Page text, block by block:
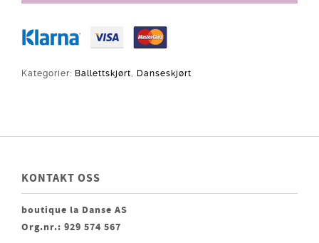
Kategorier: Ballettskjørt, Danseskjørt
KONTAKT OSS
boutique la Danse AS
Org.nr.: 929 574 567